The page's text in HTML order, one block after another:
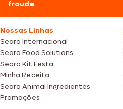
fraude
Nossas Linhas
Seara Internacional
Seara Food Solutions
Seara Kit Festa
Minha Receita
Seara Animal Ingredientes
Promoções